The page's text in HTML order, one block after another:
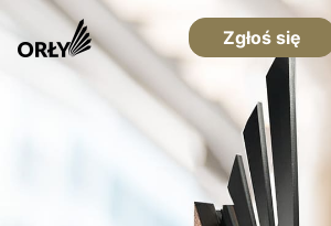
Zgłoś się